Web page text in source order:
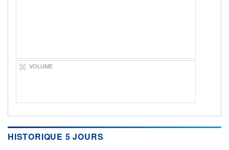
VOLUME
HISTORIQUE 5 JOURS